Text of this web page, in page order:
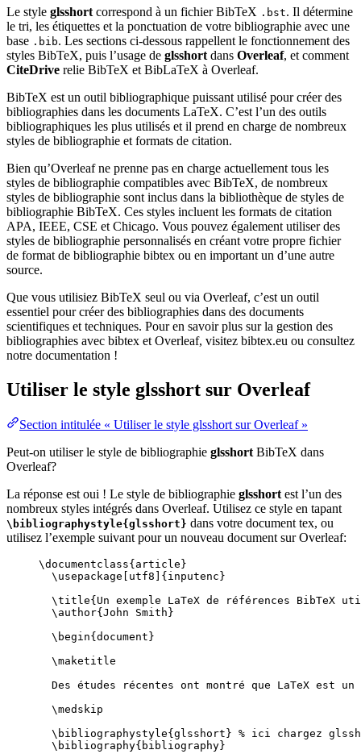
Le style glsshort correspond à un fichier BibTeX .bst. Il détermine
le tri, les étiquettes et la ponctuation de votre bibliographie avec une
base .bib. Les sections ci-dessous rappellent le fonctionnement des
styles BibTeX, puis l’usage de glsshort dans Overleaf, et comment
CiteDrive relie BibTeX et BibLaTeX à Overleaf.
BibTeX est un outil bibliographique puissant utilisé pour créer des
bibliographies dans les documents LaTeX. C’est l’un des outils
bibliographiques les plus utilisés et il prend en charge de nombreux
styles de bibliographie et formats de citation.
Bien qu’Overleaf ne prenne pas en charge actuellement tous les
styles de bibliographie compatibles avec BibTeX, de nombreux
styles de bibliographie sont inclus dans la bibliothèque de styles de
bibliographie BibTeX. Ces styles incluent les formats de citation
APA, IEEE, CSE et Chicago. Vous pouvez également utiliser des
styles de bibliographie personnalisés en créant votre propre fichier
de format de bibliographie bibtex ou en important un d’une autre
source.
Que vous utilisiez BibTeX seul ou via Overleaf, c’est un outil
essentiel pour créer des bibliographies dans des documents
scientifiques et techniques. Pour en savoir plus sur la gestion des
bibliographies avec bibtex et Overleaf, visitez bibtex.eu ou consultez
notre documentation !
Utiliser le style glsshort sur Overleaf
Section intitulée « Utiliser le style glsshort sur Overleaf »
Peut-on utiliser le style de bibliographie glsshortBibTeX dans
Overleaf?
La réponse est oui ! Le style de bibliographie glsshortest l’un des
nombreux styles intégrés dans Overleaf. Utilisez ce style en tapant
\bibliographystyle{glsshort} dans votre document tex, ou
utilisez l’exemple suivant pour un nouveau document sur Overleaf:
\documentclass{ article }
\usepackage
utf8 ]{ inputenc }
\title{Un exemple LaTeX de références
\author{John Smith}
\begin{ document }
\maketitle
Des études récentes ont montré que LaTeX est
\medskip
\bibliographystyle{glsshort} % ici chargez
\bibliography{bibliography}